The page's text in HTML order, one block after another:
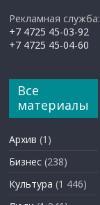
Рекламная служба:
+7 4725 45-03-92
+7 4725 45-04-60
Все
материалы
Архив (1)
Бизнес (238)
Культура (1 446)